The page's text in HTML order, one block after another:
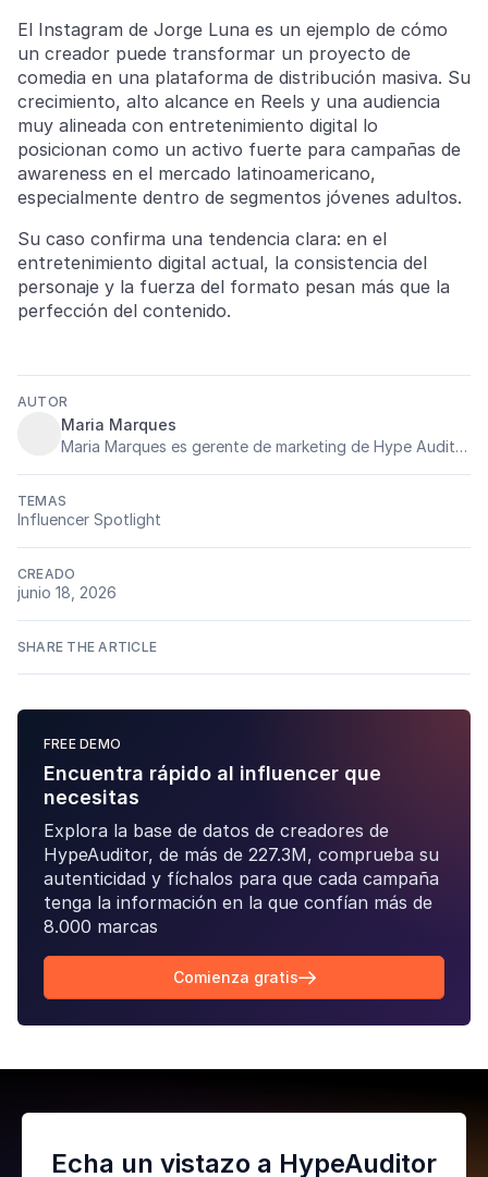
AUTOR
Maria Marques
Maria Marques es gerente de marketing de Hype Auditor, llevando los dados y su experiência en marketing de influencia para el mercado de América Latina. Es una apasionada por marketing digital sin fronteras, intercambio de experências y conocimientos y viajes
El Instagram de Jorge Luna es un ejemplo de cómo
un creador puede transformar un proyecto de
comedia en una plataforma de distribución masiva. Su
crecimiento, alto alcance en Reels y una audiencia
muy alineada con entretenimiento digital lo
posicionan como un activo fuerte para campañas de
awareness en el mercado latinoamericano,
especialmente dentro de segmentos jóvenes adultos.
Su caso confirma una tendencia clara: en el
entretenimiento digital actual, la consistencia del
personaje y la fuerza del formato pesan más que la
perfección del contenido.
TEMAS
Influencer Spotlight
CREADO
junio 18, 2026
SHARE THE ARTICLE
FREE DEMO
Encuentra rápido al influencer que
necesitas
Explora la base de datos de creadores de
HypeAuditor, de más de 227.3M, comprueba su
autenticidad y fíchalos para que cada campaña
tenga la información en la que confían más de
8.000 marcas

Comienza gratis
Echa un vistazo a HypeAuditor